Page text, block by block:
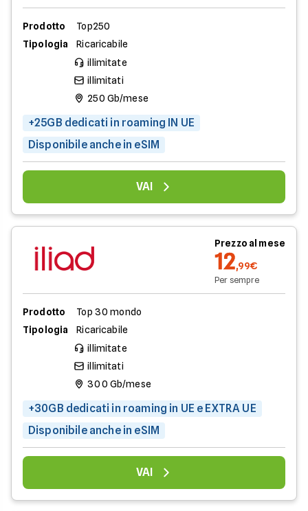
Prodotto
Top250
Tipologia
Ricaricabile
illimitate
illimitati
250 Gb/mese
+25GB dedicati in roaming IN UE
Disponibile anche in eSIM
VAI
Prezzo al mese
12,99€
Per sempre
Prodotto
Top 30 mondo
Tipologia
Ricaricabile
illimitate
illimitati
300 Gb/mese
+30GB dedicati in roaming in UE e EXTRA UE
Disponibile anche in eSIM
VAI